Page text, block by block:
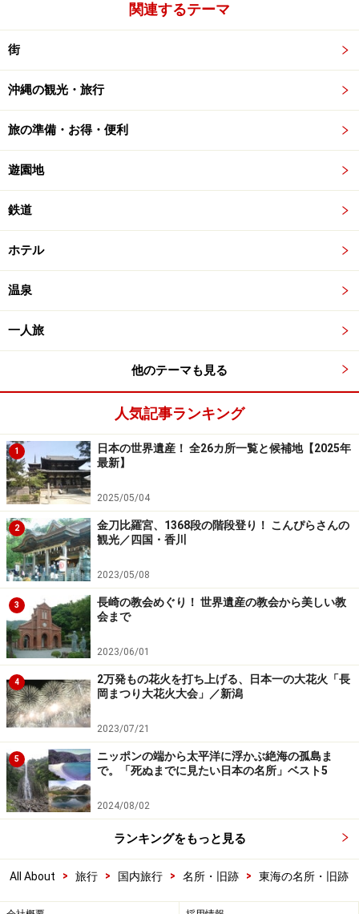
関連するテーマ
街
沖縄の観光・旅行
旅の準備・お得・便利
遊園地
鉄道
ホテル
温泉
一人旅
他のテーマも見る
人気記事ランキング
1
日本の世界遺産！ 全26カ所一覧と候補地【2025年
最新】
2025/05/04
2
金刀比羅宮、1368段の階段登り！ こんぴらさんの
観光／四国・香川
2023/05/08
3
長崎の教会めぐり！ 世界遺産の教会から美しい教
会まで
2023/06/01
4
2万発もの花火を打ち上げる、日本一の大花火「長
岡まつり大花火大会」／新潟
2023/07/21
5
ニッポンの端から太平洋に浮かぶ絶海の孤島ま
で。「死ぬまでに見たい日本の名所」ベスト5
2024/08/02
ランキングをもっと見る
All About > 旅行 > 国内旅行 > 名所・旧跡 > 東海の名所・旧跡